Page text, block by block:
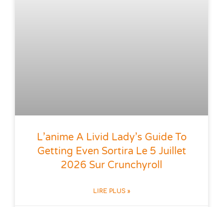
L’anime A Livid Lady’s Guide To
Getting Even Sortira Le 5 Juillet
2026 Sur Crunchyroll
LIRE PLUS »